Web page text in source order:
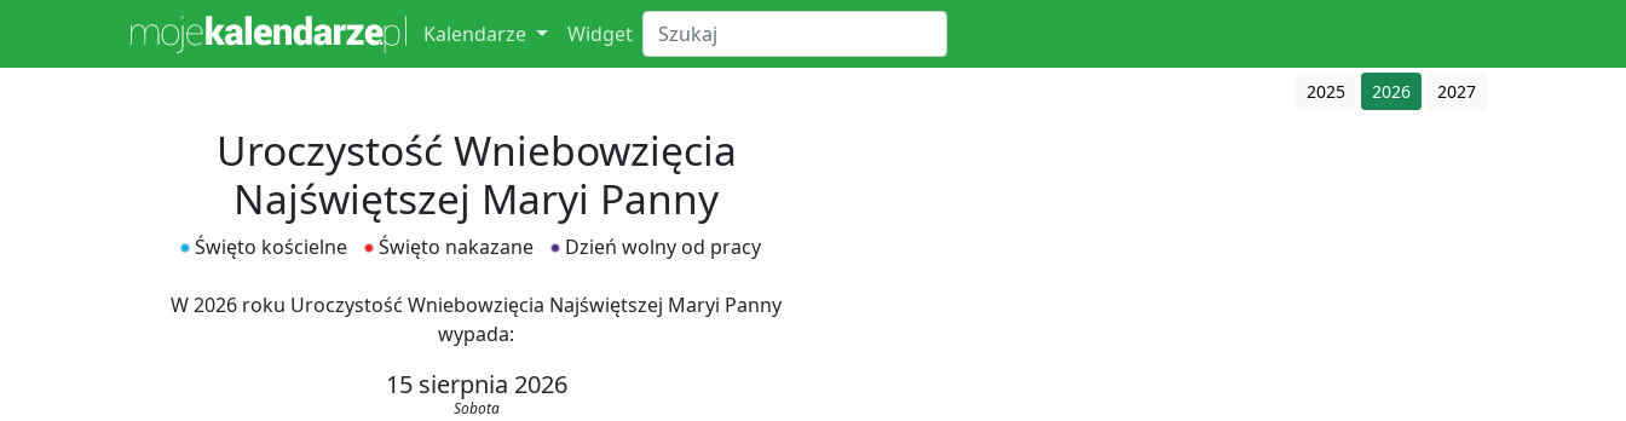
Kalendarze Widget
2025 2026 2027
Uroczystość Wniebowzięcia
Najświętszej Maryi Panny
Święto kościelne Święto nakazane Dzień wolny od pracy
W 2026 roku Uroczystość Wniebowzięcia Najświętszej Maryi Panny
wypada:
15 sierpnia 2026
Sobota